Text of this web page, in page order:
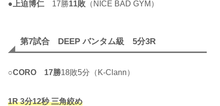
● 上迫博仁 17勝11敗 （NICE BAD GYM）
第7試合 DEEP バンタム級 5分3R
○CORO 17勝18敗5分（K-Clann）
1R 3分12秒 三角絞め